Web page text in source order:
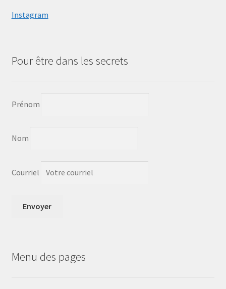
Instagram
Pour être dans les secrets
Prénom
Nom
Courriel
Menu des pages